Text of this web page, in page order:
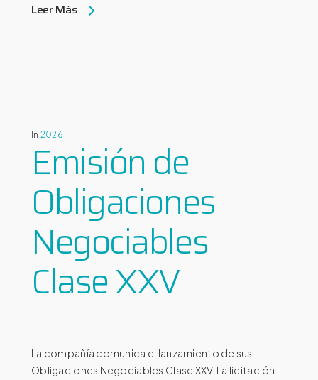
Leer Más
In 2026
Emisión de
Obligaciones
Negociables
Clase XXV
La compañía comunica el lanzamiento de sus
Obligaciones Negociables Clase XXV. La licitación